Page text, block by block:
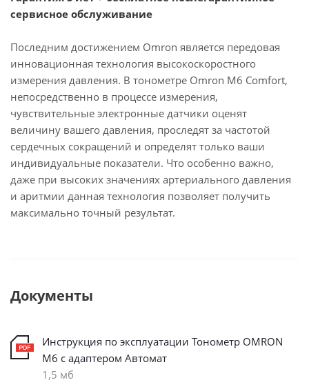
сервисное обслуживание
Последним достижением Omron является передовая
инновационная технология высокоскоростного
измерения давления. В тонометре Omron M6 Comfort,
непосредственно в процессе измерения,
чувствительные электронные датчики оценят
величину вашего давления, проследят за частотой
сердечных сокращений и определят только ваши
индивидуальные показатели. Что особенно важно,
даже при высоких значениях артериального давления
и аритмии данная технология позволяет получить
максимально точный результат.
Документы
Инструкция по эксплуатации Тонометр OMRON
M6 с адаптером Автомат
1,5 мб